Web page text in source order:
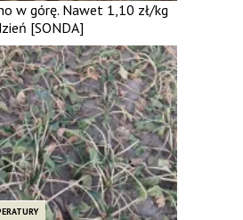
w górę. Nawet 1,10 zł/kg
[SONDA]